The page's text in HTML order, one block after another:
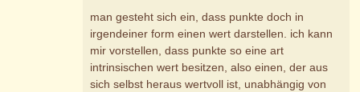
man gesteht sich ein, dass punkte doch in
irgendeiner form einen wert darstellen. ich kann
mir vorstellen, dass punkte so eine art
intrinsischen wert besitzen, also einen, der aus
sich selbst heraus wertvoll ist, unabhängig von